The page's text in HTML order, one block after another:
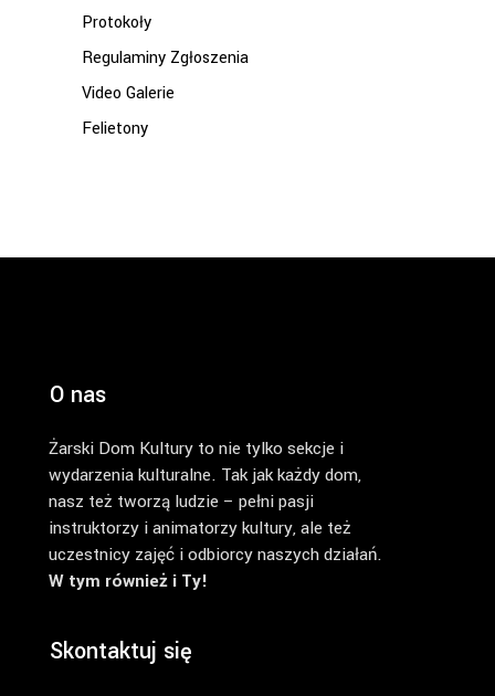
Protokoły
Regulaminy Zgłoszenia
Video Galerie
Felietony
O nas
Żarski Dom Kultury to nie tylko sekcje i
wydarzenia kulturalne. Tak jak każdy dom,
nasz też tworzą ludzie – pełni pasji
instruktorzy i animatorzy kultury, ale też
uczestnicy zajęć i odbiorcy naszych działań.
W tym również i Ty!
Skontaktuj się